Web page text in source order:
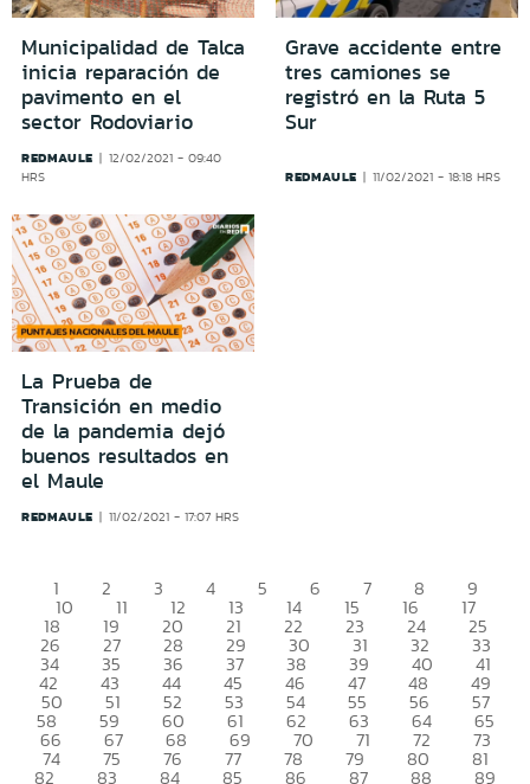
Municipalidad de Talca
inicia reparación de
pavimento en el
sector Rodoviario
REDMAULE
12/02/2021 - 09:40
HRS
Grave accidente entre
tres camiones se
registró en la Ruta 5
Sur
REDMAULE 11/02/2021 - 18:18 HRS
La Prueba de
Transición en medio
de la pandemia dejó
buenos resultados en
el Maule
REDMAULE 11/02/2021 - 17:07 HRS
1 2 3 4 5 6 7 8 9
10 11 12 13 14 15 16 17
18 19 20 21 22 23 24 25
26 27 28 29 30 31 32 33
34 35 36 37 38 39 40 41
42 43 44 45 46 47 48 49
50 51 52 53 54 55 56 57
58 59 60 61 62 63 64 65
66 67 68 69 70 71 72 73
74 75 76 77 78 79 80 81
82 83 84 85 86 87 88 89